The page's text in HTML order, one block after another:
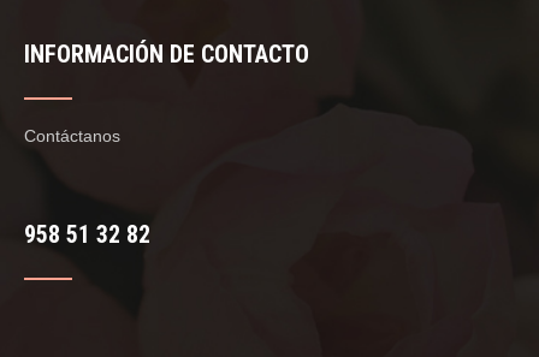
INFORMACIÓN DE CONTACTO
Contáctanos
958 51 32 82